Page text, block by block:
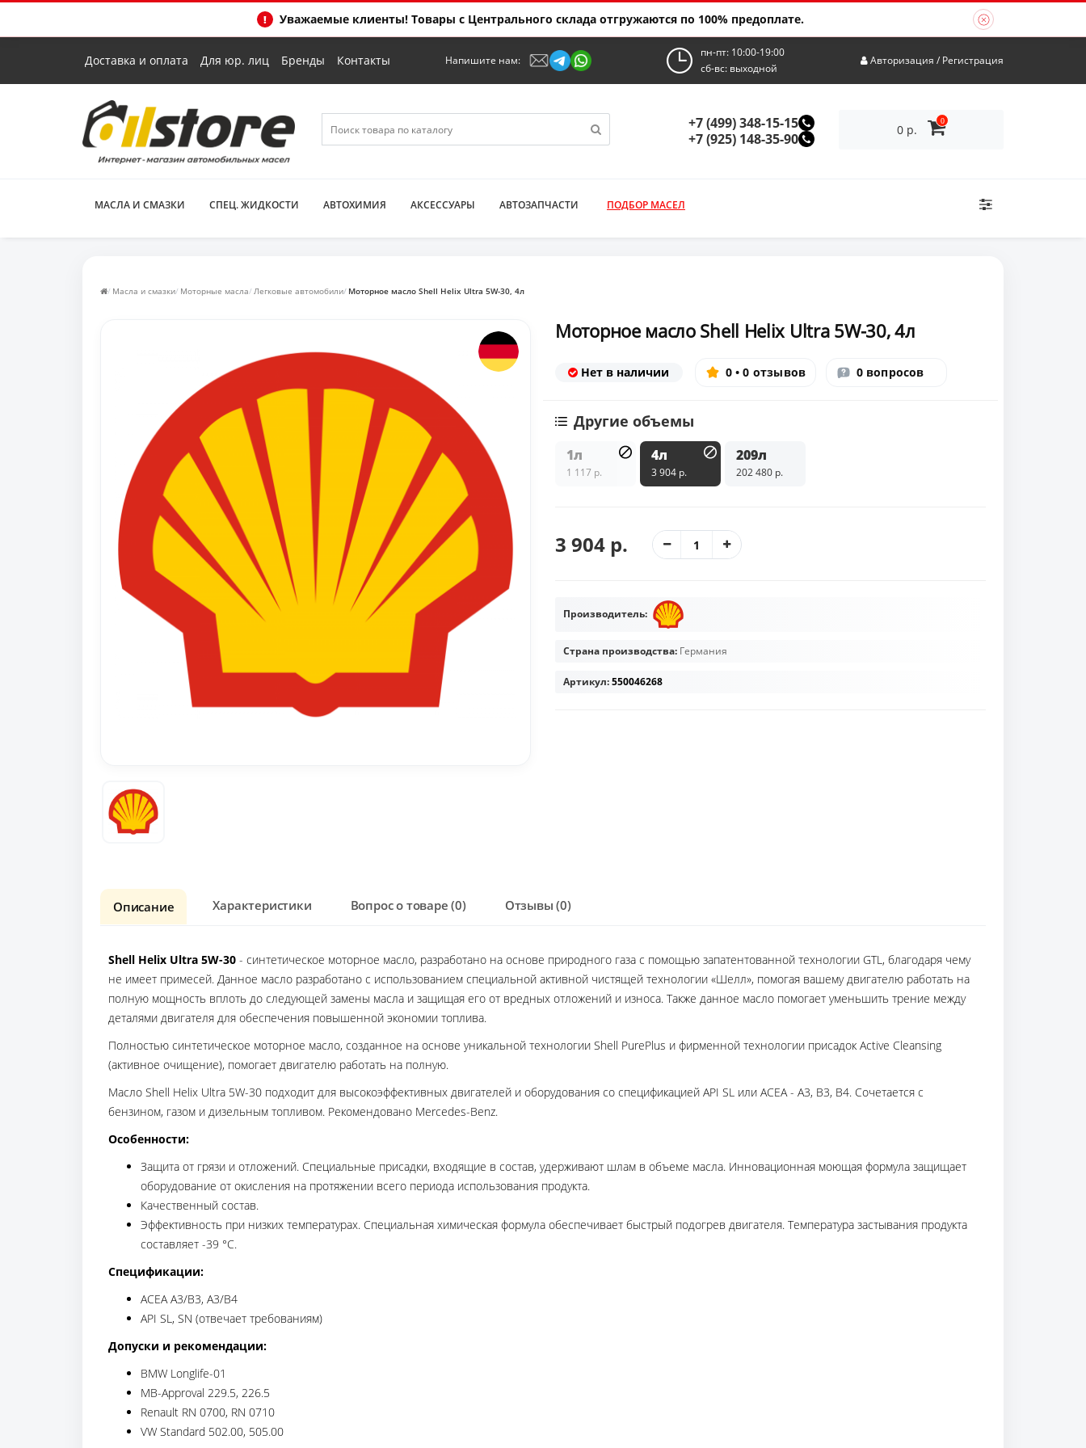
Уважаемые клиенты! Товары с Центрального склада отгружаются по 100% предоплате.
Доставка и оплата Для юр. лиц Бренды Контакты Напишите нам:
пн-пт: 10:00-19:00
сб-вс: выходной
Авторизация / Регистрация
+7 (499) 348-15-15
+7 (925) 148-35-90
0 р.
0
МАСЛА И СМАЗКИ СПЕЦ. ЖИДКОСТИ АВТОХИМИЯ АКСЕССУАРЫ АВТОЗАПЧАСТИ ПОДБОР МАСЕЛ
Масла и смазки Моторные масла Легковые автомобили Моторное масло Shell Helix Ultra 5W-30, 4л
Моторное масло Shell Helix Ultra 5W-30, 4л
Нет в наличии 0 • 0 отзывов 0 вопросов
Другие объемы
1л
1 117 р.
4л
3 904 р.
209л
202 480 р.
3 904 р.
Производитель:
Страна производства: Германия
Артикул:550046268
Описание Характеристики Вопрос о товаре (0) Отзывы (0)
Shell Helix Ultra 5W-30 - синтетическое моторное масло, разработано на основе природного газа с помощью запатентованной технологии GTL, благодаря чему
не имеет примесей. Данное масло разработано с использованием специальной активной чистящей технологии «Шелл», помогая вашему двигателю работать на
полную мощность вплоть до следующей замены масла и защищая его от вредных отложений и износа. Также данное масло помогает уменьшить трение между
деталями двигателя для обеспечения повышенной экономии топлива.
Полностью синтетическое моторное масло, созданное на основе уникальной технологии Shell PurePlus и фирменной технологии присадок Active Cleansing
(активное очищение), помогает двигателю работать на полную.
Масло Shell Helix Ultra 5W-30 подходит для высокоэффективных двигателей и оборудования со спецификацией API SL или ACEA - A3, B3, B4. Сочетается с
бензином, газом и дизельным топливом. Рекомендовано Mercedes-Benz.
Особенности:
Защита от грязи и отложений. Специальные присадки, входящие в состав, удерживают шлам в объеме масла. Инновационная моющая формула защищает
оборудование от окисления на протяжении всего периода использования продукта.
Качественный состав.
Эффективность при низких температурах. Специальная химическая формула обеспечивает быстрый подогрев двигателя. Температура застывания продукта
составляет -39 °C.
Спецификации:
ACEA A3/B3, A3/B4
API SL, SN (отвечает требованиям)
Допуски и рекомендации:
BMW Longlife-01
MB-Approval 229.5, 226.5
Renault RN 0700, RN 0710
VW Standard 502.00, 505.00